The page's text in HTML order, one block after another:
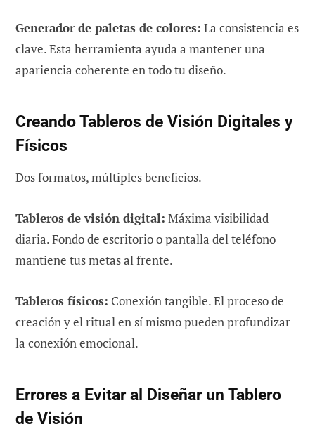
Generador de paletas de colores: La consistencia es
clave. Esta herramienta ayuda a mantener una
apariencia coherente en todo tu diseño.
Creando Tableros de Visión Digitales y
Físicos
Dos formatos, múltiples beneficios.
Tableros de visión digital: Máxima visibilidad
diaria. Fondo de escritorio o pantalla del teléfono
mantiene tus metas al frente.
Tableros físicos: Conexión tangible. El proceso de
creación y el ritual en sí mismo pueden profundizar
la conexión emocional.
Errores a Evitar al Diseñar un Tablero
de Visión